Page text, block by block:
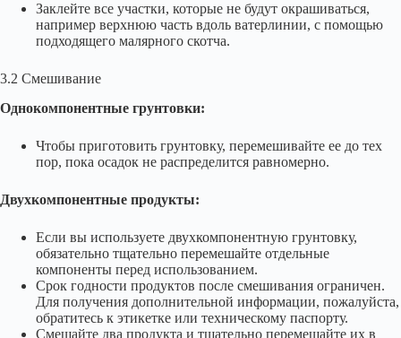
Заклейте все участки, которые не будут окрашиваться,
например верхнюю часть вдоль ватерлинии, с помощью
подходящего малярного скотча.
3.2 Смешивание
Однокомпонентные грунтовки:
Чтобы приготовить грунтовку, перемешивайте ее до тех
пор, пока осадок не распределится равномерно.
Двухкомпонентные продукты:
Если вы используете двухкомпонентную грунтовку,
обязательно тщательно перемешайте отдельные
компоненты перед использованием.
Срок годности продуктов после смешивания ограничен.
Для получения дополнительной информации, пожалуйста,
обратитесь к этикетке или техническому паспорту.
Смешайте два продукта и тщательно перемешайте их в